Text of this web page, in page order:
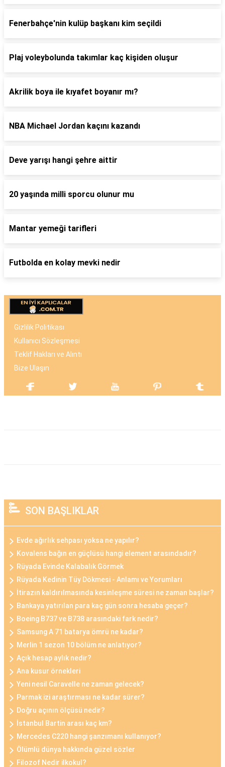
Fenerbahçe'nin kulüp başkanı kim seçildi
Plaj voleybolunda takımlar kaç kişiden oluşur
Akrilik boya ile kıyafet boyanır mı?
NBA Michael Jordan kaçını kazandı
Deve yarışı hangi şehre aittir
20 yaşında milli sporcu olunur mu
Mantar yemeği tarifleri
Futbolda en kolay mevki nedir
Gizlilik Politikası
Kullanıcı Sözleşmesi
Teklif Hakları ve Alıntı
Bize Ulaşın
SON BAŞLIKLAR
Evde ağırlık sehpası yoksa ne yapılır?
Kovalens bağın en güçlüsü hangi element arasındadır?
Rüyada Evinde Kalabalık Görmek
Rüyada Kedinin Tüy Dökmesi - Anlamı ve Yorumları
İtirazın kaldırılmasında kesinleşme süresi ne zaman başlar?
Bankaya yatırılan para kaç gün sonra hesaba geçer?
Boeing B737 ve B738 arasındaki fark nedir?
Samsung A 71 batarya ömrü ne kadar?
Merlin 1 sezon 10 bölüm ne anlatıyor?
Açık hesap aylık nedir?
Ana kusur örnekleri
Yeni nesil Caravelle ne zaman gelecek?
Parmak izi araştırması ne kadar sürer?
Doğru açının ölçüsü nedir?
İstanbul Bartin arası kaç km?
Mercedes C220 hangi şanzımanı kullanıyor?
Ölümlü dünya hakkında güzel sözler
Filozof Nedir ilkokul?